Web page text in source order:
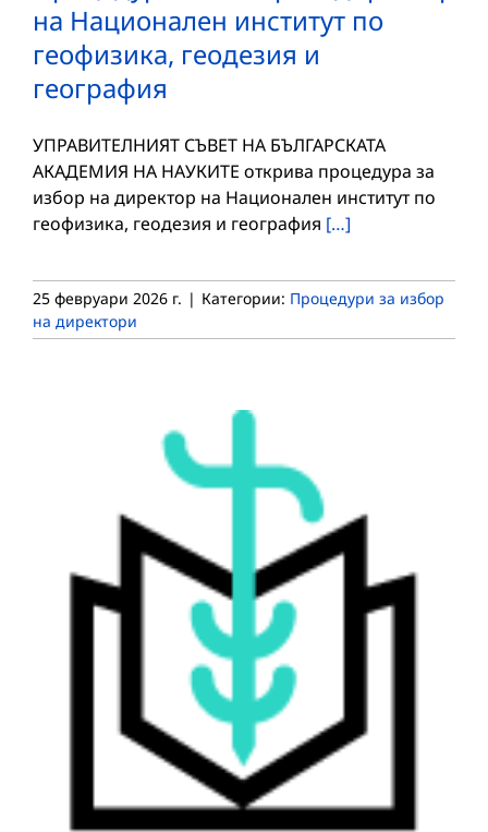
на Национален институт по
геофизика, геодезия и
география
УПРАВИТЕЛНИЯТ СЪВЕТ НА БЪЛГАРСКАТА
АКАДЕМИЯ НА НАУКИТЕ открива процедура за
избор на директор на Национален институт по
геофизика, геодезия и география […]
25 февруари 2026 г. | Категории: Процедури за избор
на директори